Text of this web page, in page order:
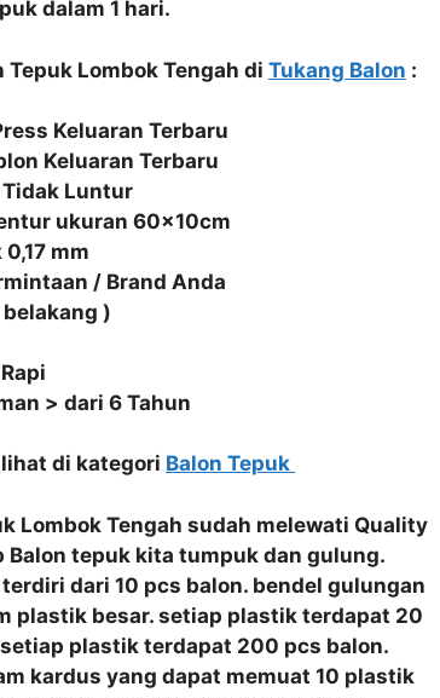
dalam 1 hari.
Lombok Tengah di Tukang Balon :
Keluaran Terbaru
Keluaran Terbaru
Tidak Luntur
ukuran 60x10cm
mm
/ Brand Anda
belakang )
> dari 6 Tahun
di kategori Balon Tepuk
Lombok Tengah sudah melewati Quality
Balon tepuk kita tumpuk dan gulung.
dari 10 pcs balon. bendel gulungan
plastik besar. setiap plastik terdapat 20
plastik terdapat 200 pcs balon.
kardus yang dapat memuat 10 plastik